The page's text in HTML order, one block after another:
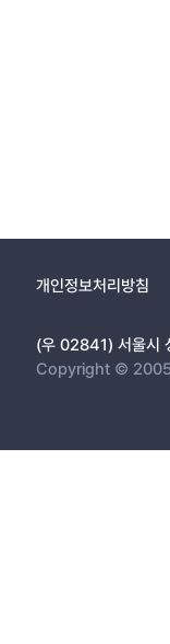
개인정보처리방침
(우 02841) 서울시
Copyright ©